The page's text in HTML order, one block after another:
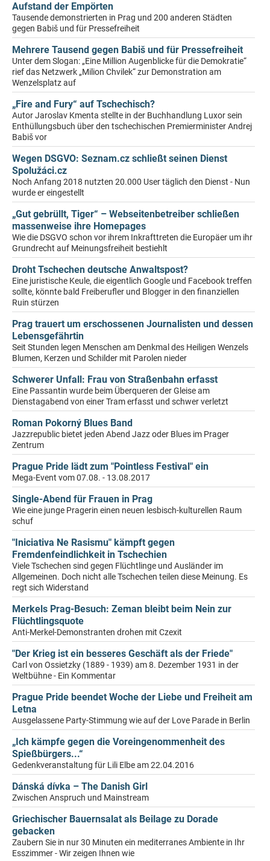
Aufstand der Empörten
Tausende demonstrierten in Prag und 200 anderen Städten
gegen Babiš und für Pressefreiheit
Mehrere Tausend gegen Babiš und für Pressefreiheit
Unter dem Slogan: „Eine Million Augenblicke für die Demokratie“
rief das Netzwerk „Milion Chvilek“ zur Demonstration am
Wenzelsplatz auf
„Fire and Fury“ auf Tschechisch?
Autor Jaroslav Kmenta stellte in der Buchhandlung Luxor sein
Enthüllungsbuch über den tschechischen Premierminister Andrej
Babiš vor
Wegen DSGVO: Seznam.cz schließt seinen Dienst
Spolužáci.cz
Noch Anfang 2018 nutzten 20.000 User täglich den Dienst - Nun
wurde er eingestellt
„Gut gebrüllt, Tiger“ – Webseitenbetreiber schließen
massenweise ihre Homepages
Wie die DSGVO schon vor ihrem Inkrafttreten die Europäer um ihr
Grundrecht auf Meinungsfreiheit bestiehlt
Droht Tschechen deutsche Anwaltspost?
Eine juristische Keule, die eigentlich Google und Facebook treffen
sollte, könnte bald Freiberufler und Blogger in den finanziellen
Ruin stürzen
Prag trauert um erschossenen Journalisten und dessen
Lebensgefährtin
Seit Stunden legen Menschen am Denkmal des Heiligen Wenzels
Blumen, Kerzen und Schilder mit Parolen nieder
Schwerer Unfall: Frau von Straßenbahn erfasst
Eine Passantin wurde beim Überqueren der Gleise am
Dienstagabend von einer Tram erfasst und schwer verletzt
Roman Pokorný Blues Band
Jazzrepublic bietet jeden Abend Jazz oder Blues im Prager
Zentrum
Prague Pride lädt zum "Pointless Festival" ein
Mega-Event vom 07.08. - 13.08.2017
Single-Abend für Frauen in Prag
Wie eine junge Pragerin einen neuen lesbisch-kulturellen Raum
schuf
"Iniciativa Ne Rasismu" kämpft gegen
Fremdenfeindlichkeit in Tschechien
Viele Tschechen sind gegen Flüchtlinge und Ausländer im
Allgemeinen. Doch nicht alle Tschechen teilen diese Meinung. Es
regt sich Widerstand
Merkels Prag-Besuch: Zeman bleibt beim Nein zur
Flüchtlingsquote
Anti-Merkel-Demonstranten drohen mit Czexit
"Der Krieg ist ein besseres Geschäft als der Friede"
Carl von Ossietzky (1889 - 1939) am 8. Dezember 1931 in der
Weltbühne - Ein Kommentar
Prague Pride beendet Woche der Liebe und Freiheit am
Letna
Ausgelassene Party-Stimmung wie auf der Love Parade in Berlin
„Ich kämpfe gegen die Voreingenommenheit des
Spießbürgers...“
Gedenkveranstaltung für Lili Elbe am 22.04.2016
Dánská dívka – The Danish Girl
Zwischen Anspruch und Mainstream
Griechischer Bauernsalat als Beilage zu Dorade
gebacken
Zaubern Sie in nur 30 Minuten ein mediterranes Ambiente in Ihr
Esszimmer - Wir zeigen Ihnen wie